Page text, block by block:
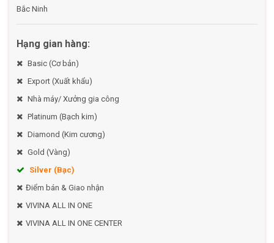
Bắc Ninh
Hạng gian hàng:
Basic (Cơ bản)
Export (Xuất khẩu)
Nhà máy/ Xưởng gia công
Platinum (Bạch kim)
Diamond (Kim cương)
Gold (Vàng)
Silver (Bạc)
Điểm bán & Giao nhận
VIVINA ALL IN ONE
VIVINA ALL IN ONE CENTER